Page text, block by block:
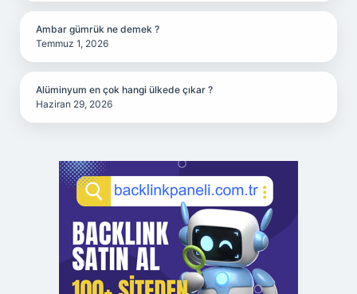
Ambar gümrük ne demek ?
Temmuz 1, 2026
Alüminyum en çok hangi ülkede çıkar ?
Haziran 29, 2026